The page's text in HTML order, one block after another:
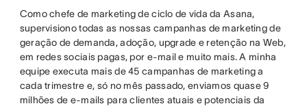
Como chefe de marketing de ciclo de vida da Asana,
supervisiono todas as nossas campanhas de marketing de
geração de demanda, adoção, upgrade e retenção na Web,
em redes sociais pagas, por e-mail e muito mais. A minha
equipe executa mais de 45 campanhas de marketing a
cada trimestre e, só no mês passado, enviamos quase 9
milhões de e-mails para clientes atuais e potenciais da